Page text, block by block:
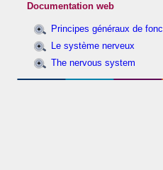
Documentation web
Principes généraux de
Le système nerveux
The nervous system